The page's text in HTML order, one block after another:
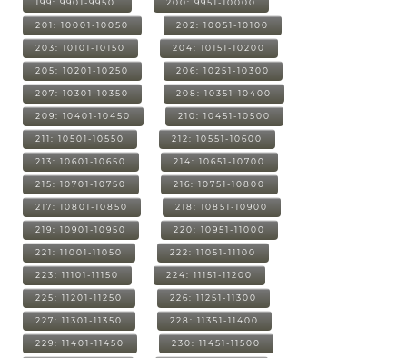
199: 9901-9950 200: 9951-10000
201: 10001-10050 202: 10051-10100
203: 10101-10150 204: 10151-10200
205: 10201-10250 206: 10251-10300
207: 10301-10350 208: 10351-10400
209: 10401-10450 210: 10451-10500
211: 10501-10550 212: 10551-10600
213: 10601-10650 214: 10651-10700
215: 10701-10750 216: 10751-10800
217: 10801-10850 218: 10851-10900
219: 10901-10950 220: 10951-11000
221: 11001-11050 222: 11051-11100
223: 11101-11150 224: 11151-11200
225: 11201-11250 226: 11251-11300
227: 11301-11350 228: 11351-11400
229: 11401-11450 230: 11451-11500